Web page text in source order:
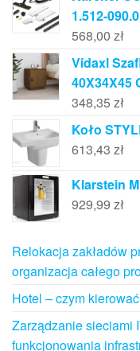
1.512-090.0
568,00 zł
Vidaxl
40X34X45
348,35 zł
Koło
613,43 zł
Klarstein
929,99 zł
Relokacja zakładów
organizacja całego
Hotel – czym
Zarządzanie sieciami
funkcjonowania